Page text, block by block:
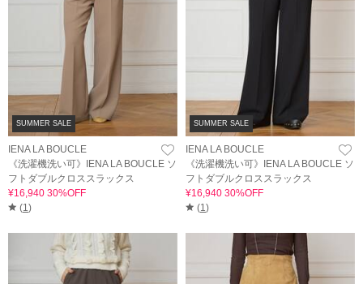
SUMMER SALE
IENA LA BOUCLE
《洗濯機洗い可》IENA LA BOUCLE ソ
フトダブルクロススラックス
¥16,940 30%OFF
(1 )
SUMMER SALE
IENA LA BOUCLE
《洗濯機洗い可》IENA LA BOUCLE ソ
フトダブルクロススラックス
¥16,940 30%OFF
(1 )